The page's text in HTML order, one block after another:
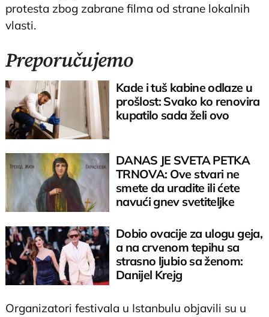
protesta zbog zabrane filma od strane lokalnih
vlasti.
Preporučujemo
Kade i tuš kabine odlaze u
prošlost: Svako ko renovira
kupatilo sada želi ovo
DANAS JE SVETA PETKA
TRNOVA: Ove stvari ne
smete da uradite ili ćete
navući gnev svetiteljke
Dobio ovacije za ulogu geja,
a na crvenom tepihu sa
strasno ljubio sa ženom:
Danijel Krejg
Organizatori festivala u Istanbulu objavili su u